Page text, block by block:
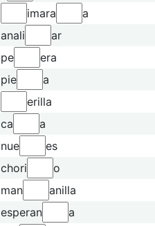
imara
a
anali
ar
pe
era
pie
a
erilla
ca
a
nue
es
chori
o
man
anilla
esperan
a